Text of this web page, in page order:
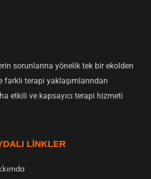
sorunlarına yönelik tek bir ekolden
farklı terapi yaklaşımlarından
etkili ve kapsayıcı terapi hizmeti
LINKLER